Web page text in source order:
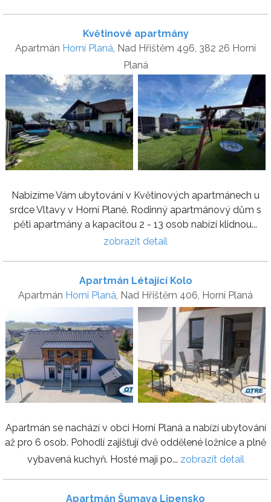
Květinové apartmány
Apartmán Horní Planá, Nad Hřištěm 496, 382 26 Horní
Planá
Nabízíme Vám ubytování v Květinových apartmánech u
srdce Vltavy v Horní Plané. Rodinný apartmánový dům s
pěti apartmány a kapacitou 2 - 13 osob nabízí klidnou...
zobrazit detail
Apartmán Létající Kolo
Apartmán Horní Planá, Nad Hřištěm 406, Horní Planá
Apartmán se nachází v obci Horní Planá a nabízí ubytování
až pro 6 osob. Pohodlí zajišťují dvě oddělené ložnice a plně
vybavená kuchyň. Hosté mají po... zobrazit detail
Apartmán Šumava Lipensko